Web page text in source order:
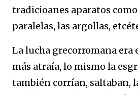
tradicioanes aparatos
paralelas, las argollas,
La lucha grecorromana era
más atraía, lo mismo la
también corrían, saltaban,